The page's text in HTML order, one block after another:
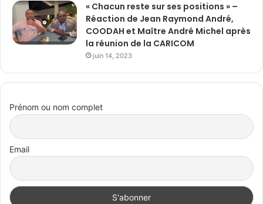
« Chacun reste sur ses positions » –
Réaction de Jean Raymond André,
COODAH et Maître André Michel après
la réunion de la CARICOM
juin 14, 2023
Prénom ou nom complet
Email